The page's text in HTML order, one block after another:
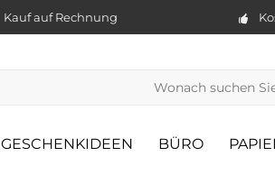
Kauf auf Rechnung
GESCHENKIDEEN BÜRO